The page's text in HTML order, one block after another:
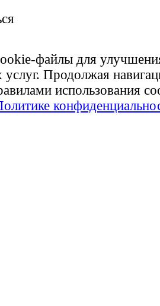
файлы для
услуг. Продолжая
использования